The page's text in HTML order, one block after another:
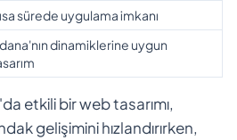
sürede uygulama imkanı
dinamiklerine uygun
etkili bir web tasarımı,
gelişimini hızlandırırken,